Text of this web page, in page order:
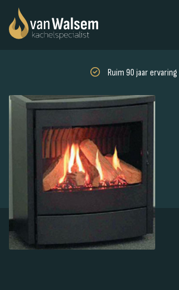
Ruim 90 jaar ervaring